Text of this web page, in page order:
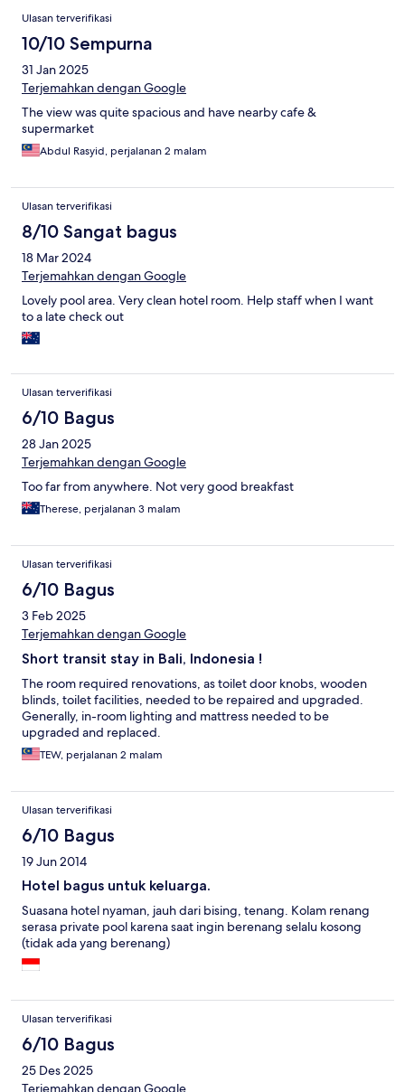
Ulasan terverifikasi
10/10 Sempurna
31 Jan 2025
Terjemahkan dengan Google
The view was quite spacious and have nearby cafe &
supermarket
Abdul Rasyid, perjalanan 2 malam
Ulasan terverifikasi
8/10 Sangat bagus
18 Mar 2024
Terjemahkan dengan Google
Lovely pool area. Very clean hotel room. Help staff when I want
to a late check out
Ulasan terverifikasi
6/10 Bagus
28 Jan 2025
Terjemahkan dengan Google
Too far from anywhere. Not very good breakfast
Therese, perjalanan 3 malam
Ulasan terverifikasi
6/10 Bagus
3 Feb 2025
Terjemahkan dengan Google
Short transit stay in Bali, Indonesia !
The room required renovations, as toilet door knobs, wooden
blinds, toilet facilities, needed to be repaired and upgraded.
Generally, in-room lighting and mattress needed to be
upgraded and replaced.
TEW, perjalanan 2 malam
Ulasan terverifikasi
6/10 Bagus
19 Jun 2014
Hotel bagus untuk keluarga.
Suasana hotel nyaman, jauh dari bising, tenang. Kolam renang
serasa private pool karena saat ingin berenang selalu kosong
(tidak ada yang berenang)
Ulasan terverifikasi
6/10 Bagus
25 Des 2025
Terjemahkan dengan Google